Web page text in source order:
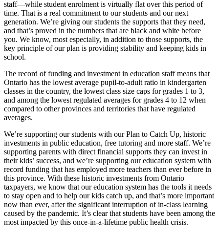
staff—while student enrolment is virtually flat over this period of
time. That is a real commitment to our students and our next
generation. We’re giving our students the supports that they need,
and that’s proved in the numbers that are black and white before
you. We know, most especially, in addition to those supports, the
key principle of our plan is providing stability and keeping kids in
school.
The record of funding and investment in education staff means that
Ontario has the lowest average pupil-to-adult ratio in kindergarten
classes in the country, the lowest class size caps for grades 1 to 3,
and among the lowest regulated averages for grades 4 to 12 when
compared to other provinces and territories that have regulated
averages.
We’re supporting our students with our Plan to Catch Up, historic
investments in public education, free tutoring and more staff. We’re
supporting parents with direct financial supports they can invest in
their kids’ success, and we’re supporting our education system with
record funding that has employed more teachers than ever before in
this province. With these historic investments from Ontario
taxpayers, we know that our education system has the tools it needs
to stay open and to help our kids catch up, and that’s more important
now than ever, after the significant interruption of in-class learning
caused by the pandemic. It’s clear that students have been among the
most impacted by this once-in-a-lifetime public health crisis.